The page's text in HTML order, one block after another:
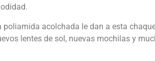
acolchada le dan a esta
lentes de sol, nuevas mochilas y